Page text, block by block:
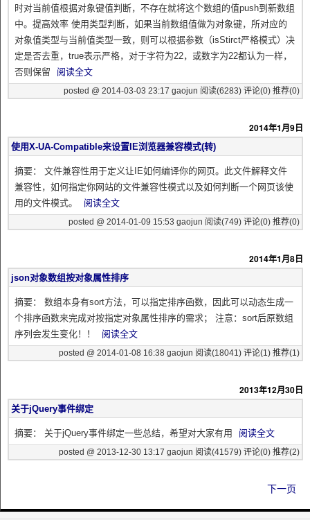
时对当前值根据对象键值判断，不存在就将这个数组的值push到新数组
中。提高效率 使用类型判断，如果当前数组值做为对象键，所对应的
对象值类型与当前值类型一致，则可以根据参数（isStirct严格模式）决
定是否去重，true表示严格，对于字符为22，或数字为22都认为一样，
否则保留
阅读全文
posted @ 2014-03-03 23:17 gaojun 阅读(6283) 评论(0) 推荐(0)
2014年1月9日
使用X-UA-Compatible来设置IE浏览器兼容模式(转)
摘要： 文件兼容性用于定义让IE如何编译你的网页。此文件解释文件
兼容性，如何指定你网站的文件兼容性模式以及如何判断一个网页该使
用的文件模式。
阅读全文
posted @ 2014-01-09 15:53 gaojun 阅读(749) 评论(0) 推荐(0)
2014年1月8日
json对象数组按对象属性排序
摘要： 数组本身有sort方法，可以指定排序函数，因此可以动态生成一
个排序函数来完成对按指定对象属性排序的需求； 注意：sort后原数组
序列会发生变化！！
阅读全文
posted @ 2014-01-08 16:38 gaojun 阅读(18041) 评论(1) 推荐(1)
2013年12月30日
关于jQuery事件绑定
摘要： 关于jQuery事件绑定一些总结，希望对大家有用 阅读全文
posted @ 2013-12-30 13:17 gaojun 阅读(41579) 评论(0) 推荐(2)
下一页